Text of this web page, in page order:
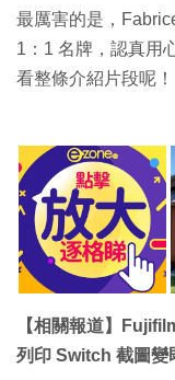
最厲害的是，
1：1 名牌，認真用
看整條介紹片段呢！
【相關報道】
列印 Switch 截圖變